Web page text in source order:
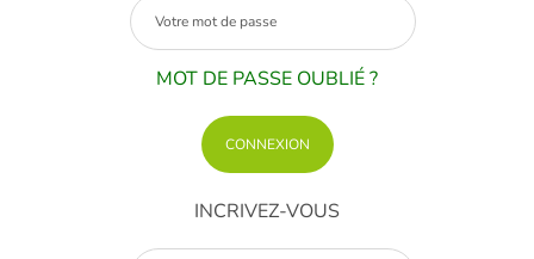
MOT DE PASSE OUBLIÉ ?
INCRIVEZ-VOUS